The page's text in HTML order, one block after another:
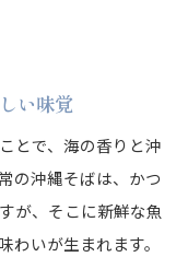
い味覚
とで、海の香りと沖
の沖縄そばは、かつ
が、そこに新鮮な魚
いが生まれます。